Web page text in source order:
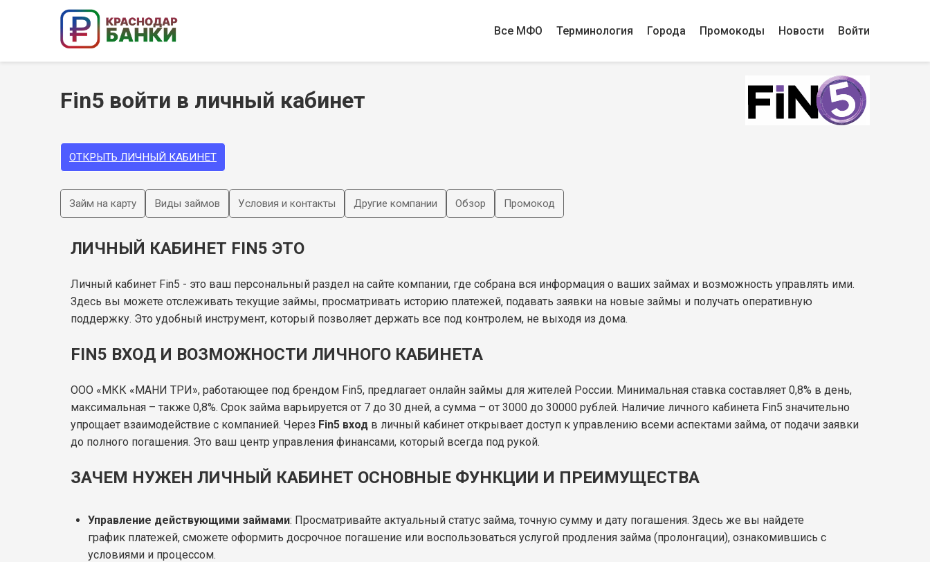
Все МФО Терминология Города Промокоды Новости Войти
Fin5 войти в личный кабинет
ОТКРЫТЬ ЛИЧНЫЙ КАБИНЕТ
Займ на карту Виды займов Условия и контакты Другие компании Обзор Промокод
ЛИЧНЫЙ КАБИНЕТ FIN5 ЭТО
Личный кабинет Fin5 - это ваш персональный раздел на сайте компании, где собрана вся информация о ваших займах и возможность управлять ими.
Здесь вы можете отслеживать текущие займы, просматривать историю платежей, подавать заявки на новые займы и получать оперативную
поддержку. Это удобный инструмент, который позволяет держать все под контролем, не выходя из дома.
FIN5 ВХОД И ВОЗМОЖНОСТИ ЛИЧНОГО КАБИНЕТА
ООО «МКК «МАНИ ТРИ», работающее под брендом Fin5, предлагает онлайн займы для жителей России. Минимальная ставка составляет 0,8% в день,
максимальная – также 0,8%. Срок займа варьируется от 7 до 30 дней, а сумма – от 3000 до 30000 рублей. Наличие личного кабинета Fin5 значительно
упрощает взаимодействие с компанией. Через Fin5 вход в личный кабинет открывает доступ к управлению всеми аспектами займа, от подачи заявки
до полного погашения. Это ваш центр управления финансами, который всегда под рукой.
ЗАЧЕМ НУЖЕН ЛИЧНЫЙ КАБИНЕТ ОСНОВНЫЕ ФУНКЦИИ И ПРЕИМУЩЕСТВА
Управление действующими займами: Просматривайте актуальный статус займа, точную сумму и дату погашения. Здесь же вы найдете
график платежей, сможете оформить досрочное погашение или воспользоваться услугой продления займа (пролонгации), ознакомившись с
условиями и процессом.